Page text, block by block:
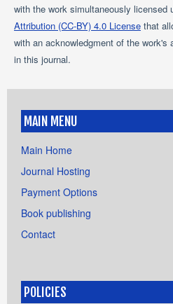
with the work simultaneously licensed
Attribution (CC-BY) 4.0 Licensethat
with an acknowledgment of the work's
in this journal.
MAIN MENU
Main Home
Journal Hosting
Payment Options
Book publishing
Contact
POLICIES